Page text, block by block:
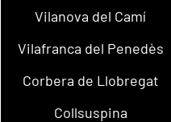
Vilanova del Camí
Vilafranca del Penedès
Corbera de Llobregat
Collsuspina